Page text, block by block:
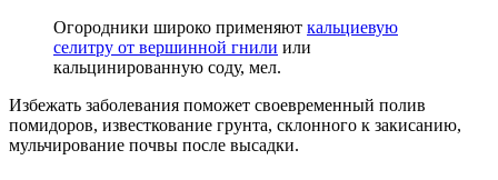
Огородники широко применяют кальциевую
селитру от вершинной гнили или
кальцинированную соду, мел.
Избежать заболевания поможет своевременный полив
помидоров, известкование грунта, склонного к закисанию,
мульчирование почвы после высадки.